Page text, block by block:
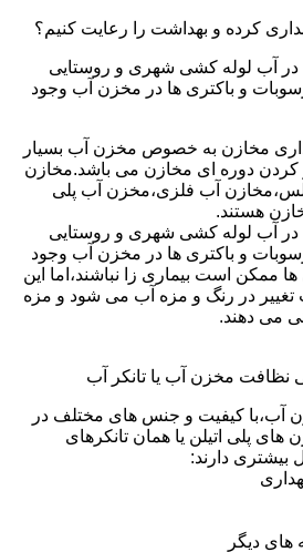
کرده و بهداشت را رعایت کنیم؟
در آب لوله کشی شهری و روستایی
و باکتری ها در مخزن آب وجود
مخازن به خصوص مخزن آب بسیار
کردن دوره ای مخازن می باشد.مخازن
آب فلزی،مخزن آب پلی
هستند.
در آب لوله کشی شهری و روستایی
و باکتری ها در مخزن آب وجود
ممکن است بیماری زا نباشند،اما این
در رنگ و مزه آب می شود و مزه
می دهند.
مخزن آب یا تانکر آب
آب،با کیفیت و جنس های مختلف در
های پلی اتیلن یا همان تانکرهای
بیشتری دارند:
های دیگر